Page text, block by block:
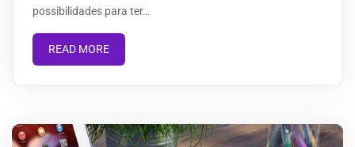
possibilidades para ter…
READ MORE